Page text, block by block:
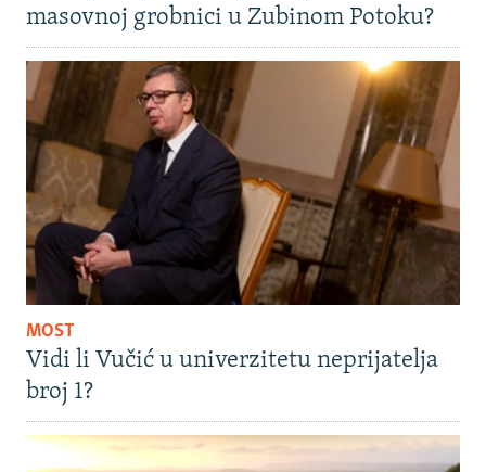
masovnoj grobnici u Zubinom Potoku?
MOST
Vidi li Vučić u univerzitetu neprijatelja
broj 1?